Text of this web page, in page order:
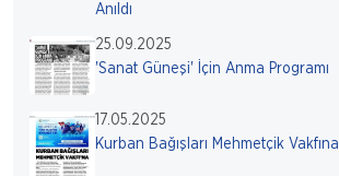
Anıldı
25.09.2025
'Sanat Güneşi' İçin Anma Programı
17.05.2025
Kurban Bağışları Mehmetçik Vakfına